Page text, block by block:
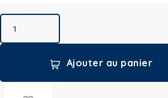
Ajouter au panier